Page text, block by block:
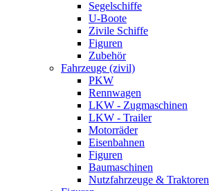
Segelschiffe
U-Boote
Zivile Schiffe
Figuren
Zubehör
Fahrzeuge (zivil)
PKW
Rennwagen
LKW - Zugmaschinen
LKW - Trailer
Motorräder
Eisenbahnen
Figuren
Baumaschinen
Nutzfahrzeuge & Traktoren